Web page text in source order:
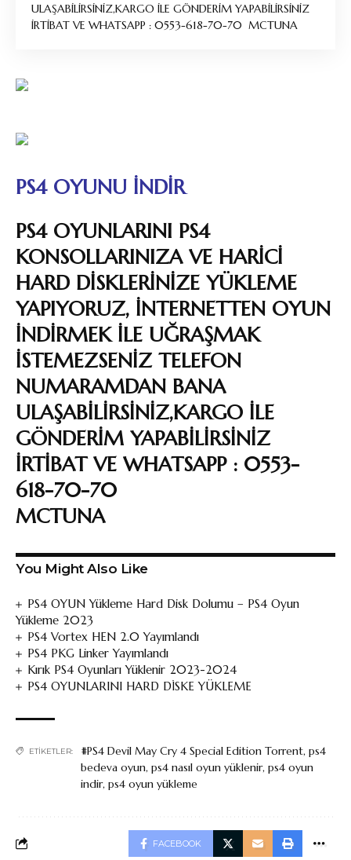
ULAŞABİLİRSİNİZ,KARGO İLE GÖNDERİM YAPABİLİRSİNİZ
İRTİBAT VE WHATSAPP : 0553-618-70-70 MCTUNA
PS4 OYUNU İNDİR
PS4 OYUNLARINI PS4
KONSOLLARINIZA VE HARİCİ
HARD DİSKLERİNİZE YÜKLEME
YAPIYORUZ, İNTERNETTEN OYUN
İNDİRMEK İLE UĞRAŞMAK
İSTEMEZSENİZ TELEFON
NUMARAMDAN BANA
ULAŞABİLİRSİNİZ,KARGO İLE
GÖNDERİM YAPABİLİRSİNİZ
İRTİBAT VE WHATSAPP : 0553-
618-70-70
MCTUNA
You Might Also Like
PS4 OYUN Yükleme Hard Disk Dolumu – PS4 Oyun
Yükleme 2023
PS4 Vortex HEN 2.0 Yayımlandı
PS4 PKG Linker Yayımlandı
Kırık PS4 Oyunları Yüklenir 2023-2024
PS4 OYUNLARINI HARD DİSKE YÜKLEME
ETIKETLER: #PS4 Devil May Cry 4 Special Edition Torrent, ps4
bedeva oyun, ps4 nasıl oyun yüklenir, ps4 oyun
indir, ps4 oyun yükleme
FACEBOOK